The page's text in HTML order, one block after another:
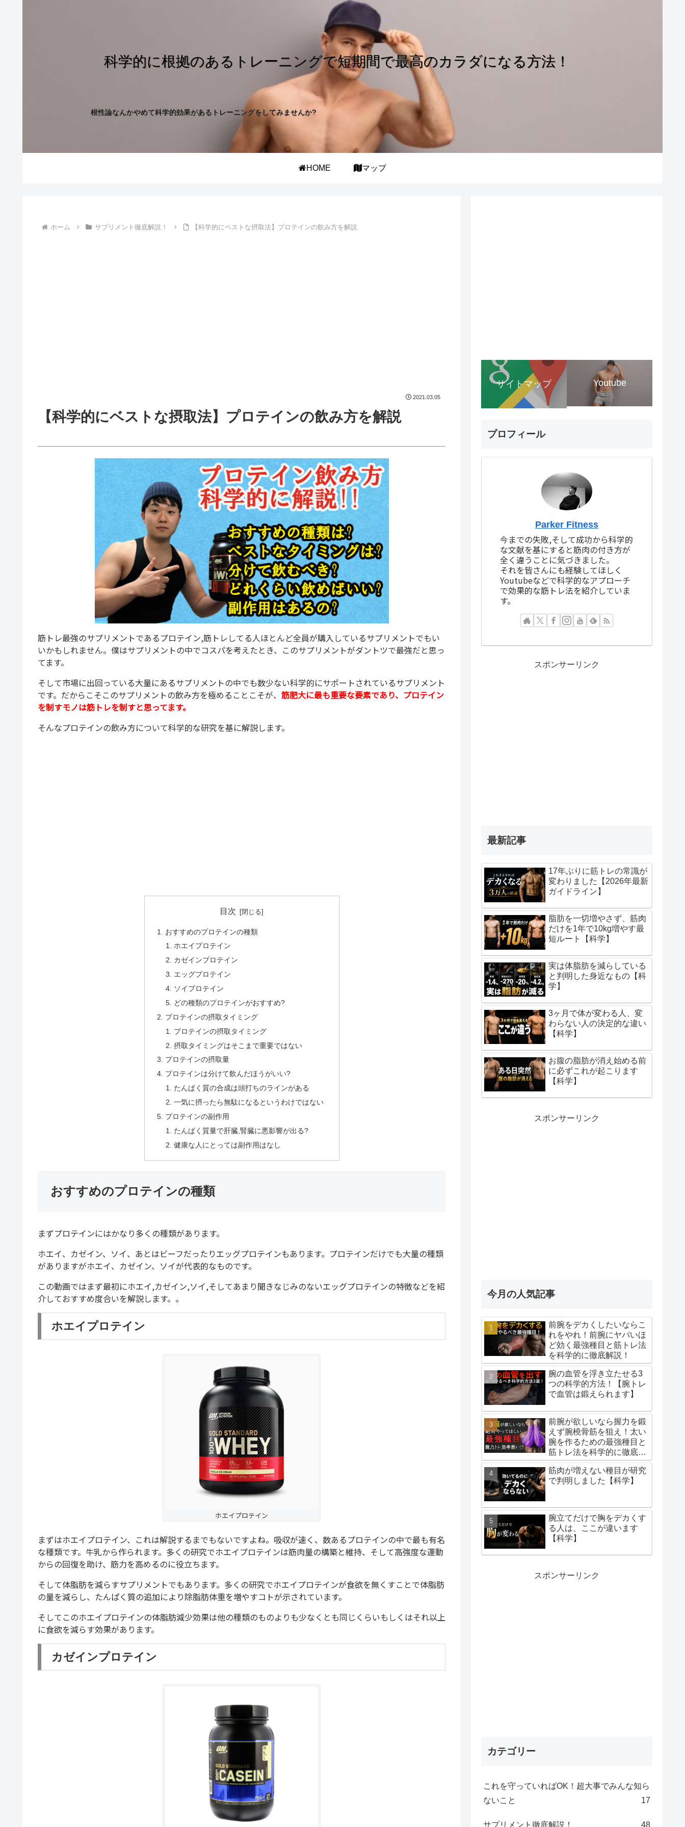
科学的に根拠のあるトレーニングで短期間で最高のカラダになる方法！
根性論なんかやめて科学的効果があるトレーニングをしてみませんか?
HOME マップ
ホーム サプリメント徹底解説！ 【科学的にベストな摂取法】プロテインの飲み方を解説
2021.03.05
【科学的にベストな摂取法】プロテインの飲み方を解説
筋トレ最強のサプリメントであるプロテイン,筋トレしてる人ほとんど全員が購入しているサプリメントでもい
いかもしれません。 僕はサプリメントの中でコスパを考えたとき、このサプリメントがダントツで最強だと思っ
てます。
そして市場に出回っている大量にあるサプリメントの中でも数少ない科学的にサポートされているサプリメント
です。 だからこそこのサプリメントの飲み方を極めることこそが、 筋肥大に最も重要な要素であり、プロテイン
を制すモノは筋トレを制すと思ってます。
そんなプロテインの飲み方について科学的な研究を基に解説します。
目次
おすすめのプロテインの種類
ホエイプロテイン
カゼインプロテイン
エッグプロテイン
ソイプロテイン
どの種類のプロテインがおすすめ?
プロテインの摂取タイミング
プロテインの摂取タイミング
摂取タイミングはそこまで重要ではない
プロテインの摂取量
プロテインは分けて飲んだほうがいい?
たんぱく質の合成は頭打ちのラインがある
一気に摂ったら無駄になるというわけではない
プロテインの副作用
たんぱく質量で肝臓,腎臓に悪影響が出る?
健康な人にとっては副作用はなし
おすすめのプロテインの種類
まずプロテインにはかなり多くの種類があります。
ホエイ、カゼイン、ソイ、あとはビーフだったりエッグプロテインもあります。プロテインだけでも大量の種類
がありますがホエイ、カゼイン、ソイが代表的なものです。
この動画ではまず最初にホエイ,カゼイン,ソイ,そしてあまり聞きなじみのないエッグプロテインの特徴などを紹
介しておすすめ度合いを解説します。。
ホエイプロテイン
ホエイプロテイン
まずはホエイプロテイン、これは解説するまでもないですよね。吸収が速く、数あるプロテインの中で最も有名
な種類です。牛乳から作られます。多くの研究でホエイプロテインは筋肉量の構築と維持、そして高強度な運動
からの回復を助け、筋力を高めるのに役立ちます。
そして体脂肪を減らすサプリメントでもあります。多くの研究でホエイプロテインが食欲を無くすことで体脂肪
の量を減らし、たんぱく質の追加により除脂肪体重を増やすコトが示されています。
そしてこのホエイプロテインの体脂肪減少効果は他の種類のものよりも少なくとも同じくらいもしくはそれ以上
に食欲を減らす効果があります。
カゼインプロテイン
サイトマップ Youtube
プロフィール
Parker Fitness
今までの失敗,そして成功から科学的
な文献を基にすると筋肉の付き方が
全く違うことに気づきました。
それを皆さんにも経験してほしく
Youtubeなどで科学的なアプローチ
で効果的な筋トレ法を紹介していま
す。
スポンサーリンク
最新記事
17年ぶりに筋トレの常識が
変わりました【2026年最新
ガイドライン】
脂肪を一切増やさず、筋肉
だけを1年で10kg増やす最
短ルート【科学】
実は体脂肪を減らしている
と判明した身近なもの【科
学】
3ヶ月で体が変わる人、変
わらない人の決定的な違い
【科学】
お腹の脂肪が消え始める前
に必ずこれが起こります
【科学】
スポンサーリンク
今月の人気記事
前腕をデカくしたいならこ
れをやれ！前腕にヤバいほ
ど効く最強種目と筋トレ法
を科学的に徹底解説！
腕の血管を浮き立たせる3
つの科学的方法！【腕トレ
で血管は鍛えられます】
前腕が欲しいなら握力を鍛
えず腕橈骨筋を狙え！太い
腕を作るための最強種目と
筋トレ法を科学的に徹底解
説！
筋肉が増えない種目が研究
で判明しました【科学】
腕立てだけで胸をデカくす
る人は、ここが違います
【科学】
スポンサーリンク
カテゴリー
これを守っていればOK！超大事でみんな知ら
ないこと
17
サプリメント徹底解説！ 48